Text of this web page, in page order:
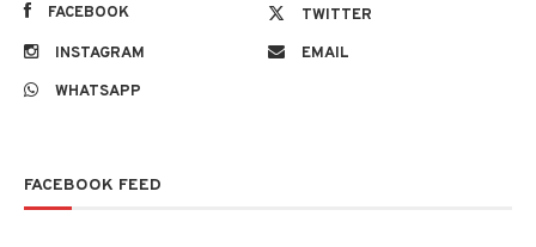
FACEBOOK
TWITTER
INSTAGRAM
EMAIL
WHATSAPP
FACEBOOK FEED